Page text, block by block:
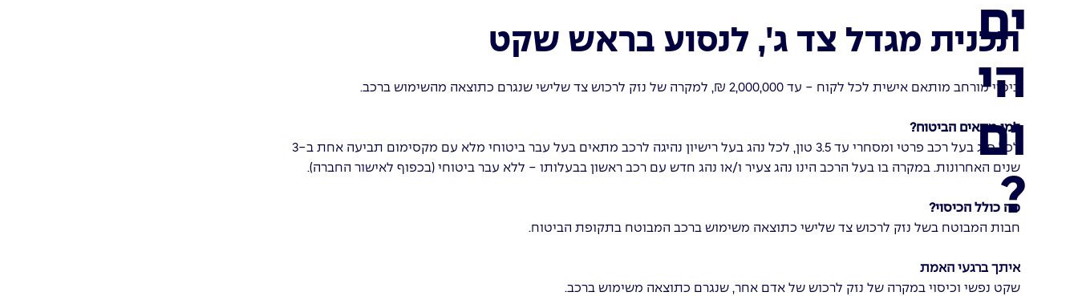
תכנית מגדל צד ג', לנסוע בראש שקט
כיסוי מורחב מותאם אישית לכל לקוח - עד 2,000,000 ₪, למקרה של נזק לרכוש צד שלישי שנגרם כתוצאה מהשימוש ברכב.
למי מתאים הביטוח?
לכל סוג בעל רכב פרטי ומסחרי עד 3.5 טון, לכל נהג בעל רישיון נהיגה לרכב מתאים בעל עבר ביטוחי מלא עם מקסימום תביעה אחת ב-3
שנים האחרונות. במקרה בו בעל הרכב הינו נהג צעיר ו/או נהג חדש עם רכב ראשון בבעלותו - ללא עבר ביטוחי (בכפוף לאישור החברה).
מה כולל הכיסוי?
חבות המבוטח בשל נזק לרכוש צד שלישי כתוצאה משימוש ברכב המבוטח בתקופת הביטוח.
איתך ברגעי האמת
שקט נפשי וכיסוי במקרה של נזק לרכוש של אדם אחר, שנגרם כתוצאה משימוש ברכב.
ים
הי
ום
?